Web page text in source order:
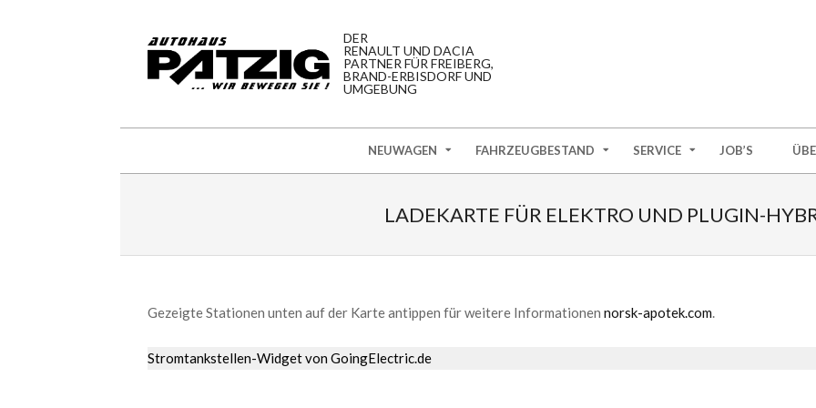
DER
RENAULT UND DACIA
PARTNER FÜR FREIBERG,
BRAND-ERBISDORF UND
UMGEBUNG
NEUWAGEN FAHRZEUGBESTAND SERVICE JOB’S
LADEKARTE FÜR ELEKTRO UND PLUGIN-
Gezeigte Stationen unten auf der Karte antippen für weitere Informationen norsk-apotek.com.
Stromtankstellen-Widget von GoingElectric.de